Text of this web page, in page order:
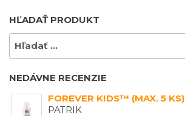
HĽADAŤ PRODUKT
HĽADAŤ:
NEDÁVNE RECENZIE
FOREVER KIDS™ (MAX. 5 KS)
PATRIK